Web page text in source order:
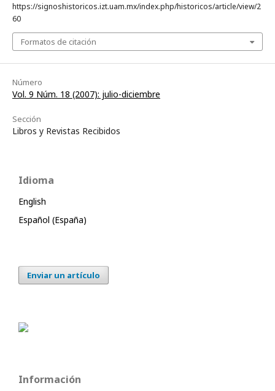
https://signoshistoricos.izt.uam.mx/index.php/historicos/article/view/2
60
Formatos de citación
Número
Vol. 9 Núm. 18 (2007): julio-diciembre
Sección
Libros y Revistas Recibidos
Idioma
English
Español (España)
Enviar un artículo
Información